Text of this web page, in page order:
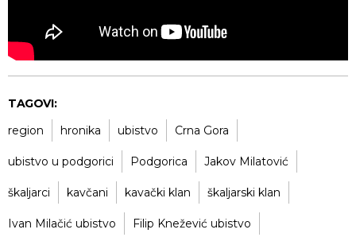
TAGOVI:
region
hronika ubistvo Crna Gora
ubistvo u podgorici Podgorica Jakov Milatović
škaljarci kavčani kavački klan škaljarski klan
Ivan Milačić ubistvo Filip Knežević ubistvo